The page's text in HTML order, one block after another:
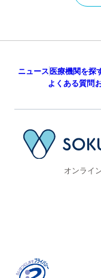
ニュース医療機関を探
よくある質問
オンライ